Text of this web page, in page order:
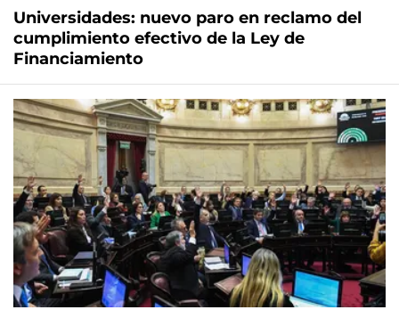
Universidades: nuevo paro en reclamo del
cumplimiento efectivo de la Ley de
Financiamiento